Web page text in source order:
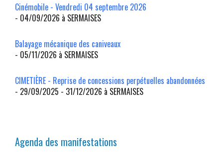
Cinémobile - Vendredi 04 septembre 2026
- 04/09/2026 à SERMAISES
Balayage mécanique des caniveaux
- 05/11/2026 à SERMAISES
CIMETIÈRE - Reprise de concessions perpétuelles abandonnées
- 29/09/2025 - 31/12/2026 à SERMAISES
Agenda des manifestations